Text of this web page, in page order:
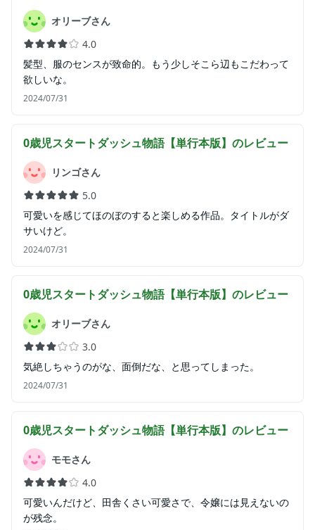
オリーブさん
4.0
髪型、服のセンスが致命的。もう少しそこら辺もこだわって
欲しいな。
2024/07/31
0歳児スタートダッシュ物語【単行本版】 のレビュー
リンゴさん
5.0
可愛いを感じてほのぼのすると楽しめる作品。タイトルがダ
サいけど。
2024/07/31
0歳児スタートダッシュ物語【単行本版】 のレビュー
オリーブさん
3.0
気絶しちゃうのがな、面倒だな、と思ってしまった。
2024/07/31
0歳児スタートダッシュ物語【単行本版】 のレビュー
モモさん
4.0
可愛いんだけど、田舎くさい可愛さで、令嬢には見えないの
が残念。